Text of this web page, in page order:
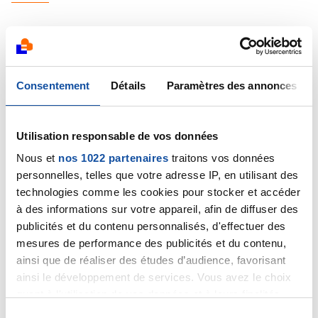
Consentement Détails Paramètres des annonces
Utilisation responsable de vos données
Nous et nos 1022 partenaires traitons vos données
personnelles, telles que votre adresse IP, en utilisant des
technologies comme les cookies pour stocker et accéder
à des informations sur votre appareil, afin de diffuser des
publicités et du contenu personnalisés, d'effectuer des
mesures de performance des publicités et du contenu,
ainsi que de réaliser des études d’audience, favorisant
ainsi le développement de services. Vous avez le choix
Dr A.Marceau
04/19/2019 - 12:37
Il n'y a que la biopsie qui permettra d'être sûr à 100%.
Cordialement
Dr A.Marceau
Quote